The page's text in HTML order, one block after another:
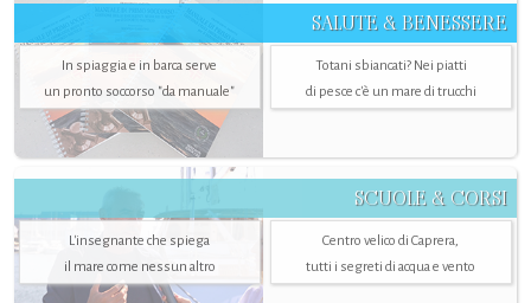
SALUTE & BENESSERE
In spiaggia e in barca serve
un pronto soccorso "da manuale"
Totani sbiancati? Nei piatti
di pesce c'è un mare di trucchi
SCUOLE & CORSI
L'insegnante che spiega
il mare come nessun altro
Centro velico di Caprera,
tutti i segreti di acqua e vento